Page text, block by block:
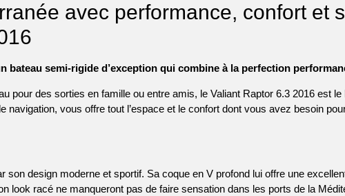
avec performance, confort et
bateau semi-rigide d’exception qui combine à la perfection
pour des sorties en famille ou entre amis, le Valiant Raptor 6.3 2016 est
navigation, vous offre tout l’espace et le confort dont vous avez besoin
son design moderne et sportif. Sa coque en V profond lui offre une
look racé ne manqueront pas de faire sensation dans les ports de la